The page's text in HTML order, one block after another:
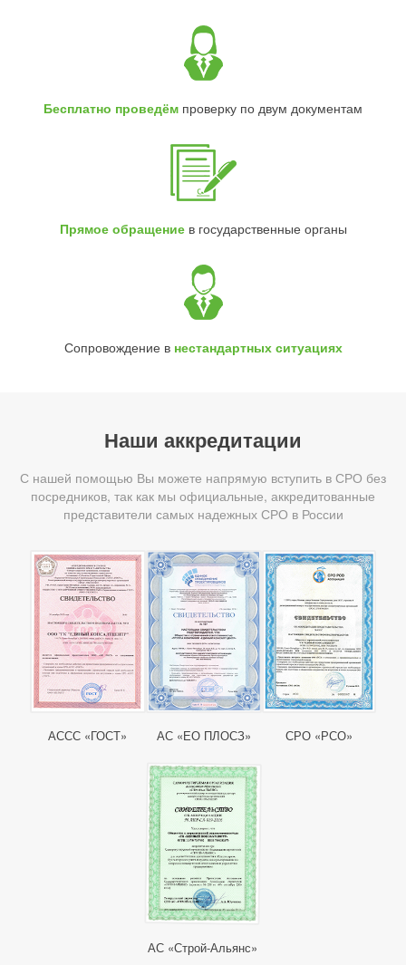
Бесплатно проведём проверку по двум документам
Прямое обращениев государственные органы
Сопровождение в нестандартных ситуациях
Наши аккредитации
С нашей помощью Вы можете напрямую вступить в СРО без
посредников, так как мы официальные, аккредитованные
представители самых надежных СРО в России
АССС «ГОСТ» АС «ЕО ПЛОСЗ» СРО «РСО»
АС «Строй-Альянс»